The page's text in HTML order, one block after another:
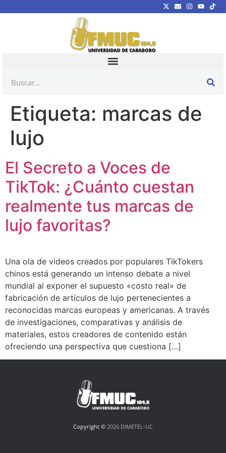
Etiqueta: marcas de
lujo
El Secreto a Voces de
TikTok: ¿Cuánto cuestan
realmente tus marcas de
lujo favoritas?
Una ola de videos creados por populares TikTokers
chinos está generando un intenso debate a nivel
mundial al exponer el supuesto «costo real» de
fabricación de artículos de lujo pertenecientes a
reconocidas marcas europeas y americanas. A través
de investigaciones, comparativas y análisis de
materiales, estos creadores de contenido están
ofreciendo una perspectiva que cuestiona […]
Copyright © 2026 DIMETEL-UC